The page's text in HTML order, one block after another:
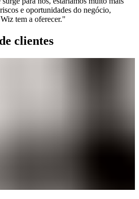
e oportunidades do negócio,
tem a oferecer."
clientes